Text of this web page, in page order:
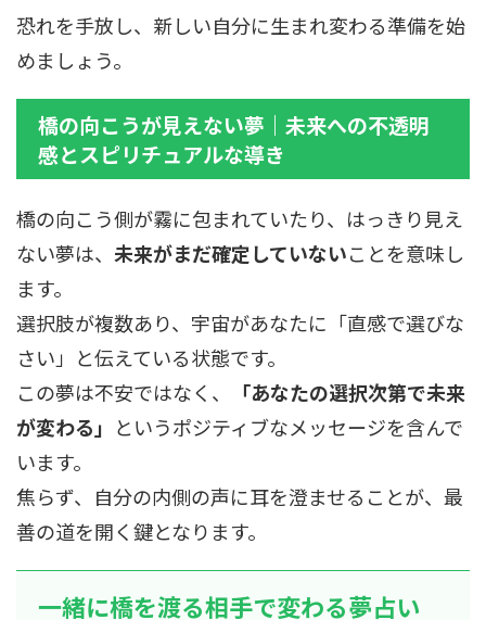
恐れを手放し、新しい自分に生まれ変わる準備を始
めましょう。
橋の向こうが見えない夢｜未来への不透明
感とスピリチュアルな導き
橋の向こう側が霧に包まれていたり、はっきり見え
ない夢は、 未来がまだ確定していないことを意味し
ます。
選択肢が複数あり、宇宙があなたに「直感で選びな
さい」と伝えている状態です。
この夢は不安ではなく、
「あなたの選択次第で未来
が変わる」 というポジティブなメッセージを含んで
います。
焦らず、自分の内側の声に耳を澄ませることが、最
善の道を開く鍵となります。
一緒に橋を渡る相手で変わる夢占い